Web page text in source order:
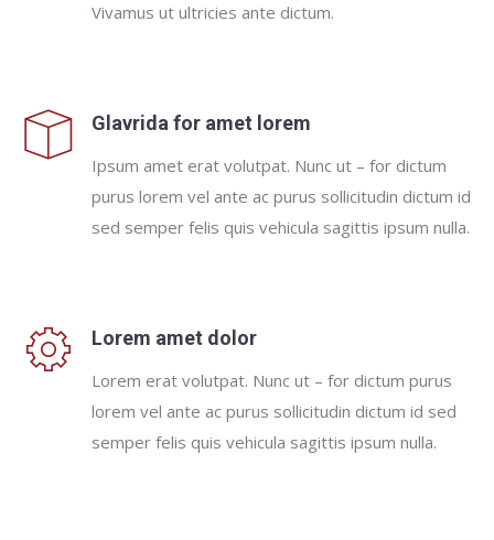
Vivamus ut ultricies ante dictum.
Glavrida for amet lorem
Ipsum amet erat volutpat. Nunc ut – for dictum
purus lorem vel ante ac purus sollicitudin dictum id
sed semper felis quis vehicula sagittis ipsum nulla.
Lorem amet dolor
Lorem erat volutpat. Nunc ut – for dictum purus
lorem vel ante ac purus sollicitudin dictum id sed
semper felis quis vehicula sagittis ipsum nulla.